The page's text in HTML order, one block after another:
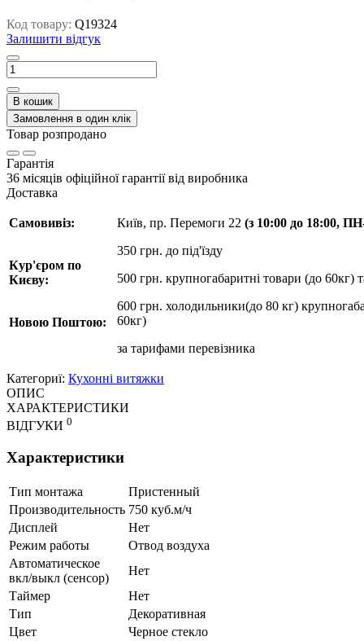
Код товару: Q19324
Залишити відгук
В кошик
Замовлення в один клік
Товар розпродано
Гарантія
36 місяців офіційної гарантії від виробника
Доставка
Самовивіз:
Кур'єром по
Києву:
Новою Поштою:
Київ, пр. Перемоги 22 (з 10:00 до 18:00,
350 грн. до під'їзду
500 грн. крупногабаритні товари (до 60кг)
600 грн. холодильники(до 80 кг)
60кг)
за тарифами перевізника
Категориї: Кухонні витяжки
ОПИС
ХАРАКТЕРИСТИКИ
ВІДГУКИ 0
Характеристики
Тип монтажа
Пристенный
Производительность 750 куб.м/ч
Дисплей
Нет
Режим работы
Отвод воздуха
Автоматическое
вкл/выкл (сенсор)
Нет
Таймер
Нет
Тип
Декоративная
Цвет
Черное стекло